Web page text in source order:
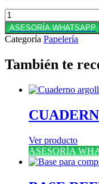
LAPICERO
100
TAPA
0.7
KILOMETRICO
ASESORÍA WHATSAPP
Categoría Papelería
También te
Ver producto
ASESORÍA